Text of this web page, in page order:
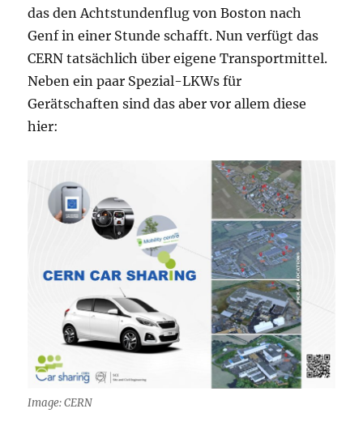
das den Achtstundenflug von Boston nach
Genf in einer Stunde schafft. Nun verfügt das
CERN tatsächlich über eigene Transportmittel.
Neben ein paar Spezial-LKWs für
Gerätschaften sind das aber vor allem diese
hier:
Image: CERN